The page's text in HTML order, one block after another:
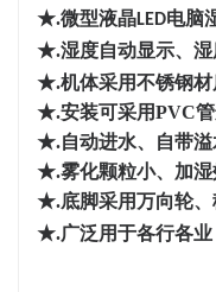
★.微型液晶LED电脑
★.湿度自动显示、
★.机体采用不锈钢材
★.安装可采用PVC
★.自动进水、自带溢
★.雾化颗粒小、加
★.底脚采用万向轮
★.广泛用于各行各业